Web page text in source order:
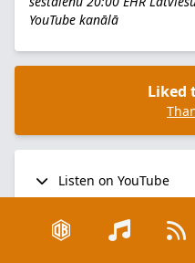
YouTube kanālā
Liked
Listen on YouTube